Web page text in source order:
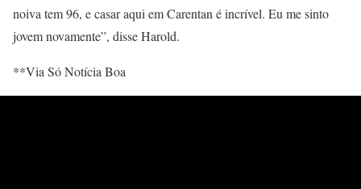
noiva tem 96, e casar aqui em Carentan é incrível. Eu me sinto
jovem novamente”, disse Harold.
**Via Só Notícia Boa